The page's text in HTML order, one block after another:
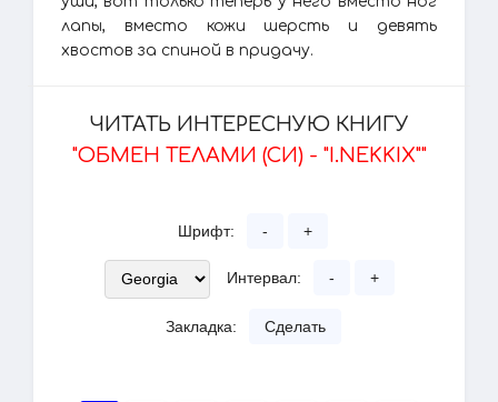
лапы, вместо кожи шерсть и девять
хвостов за спиной в придачу.
ЧИТАТЬ ИНТЕРЕСНУЮ КНИГУ
"ОБМЕН ТЕЛАМИ (СИ) - "I.NEKKIX""
Шрифт: - +
Интервал: - +
Закладка: Сделать